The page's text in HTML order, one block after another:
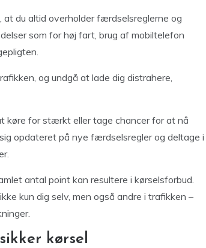
du altid overholder færdselsreglerne og
som for høj fart, brug af mobiltelefon
og undgå at lade dig distrahere,
køre for stærkt eller tage chancer for at nå
opdateret på nye færdselsregler og deltage i
antal point kan resultere i kørselsforbud.
kun dig selv, men også andre i trafikken –
kørsel